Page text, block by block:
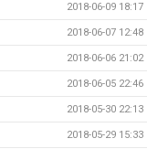
2018-06-09 18:17
2018-06-07 12:48
2018-06-06 21:02
2018-06-05 22:46
2018-05-30 22:13
2018-05-29 15:33